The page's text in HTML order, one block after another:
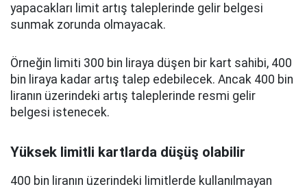
yapacakları limit artış taleplerinde gelir belgesi
sunmak zorunda olmayacak.
Örneğin limiti 300 bin liraya düşen bir kart sahibi, 400
bin liraya kadar artış talep edebilecek. Ancak 400 bin
liranın üzerindeki artış taleplerinde resmi gelir
belgesi istenecek.
Yüksek limitli kartlarda düşüş olabilir
400 bin liranın üzerindeki limitlerde kullanılmayan